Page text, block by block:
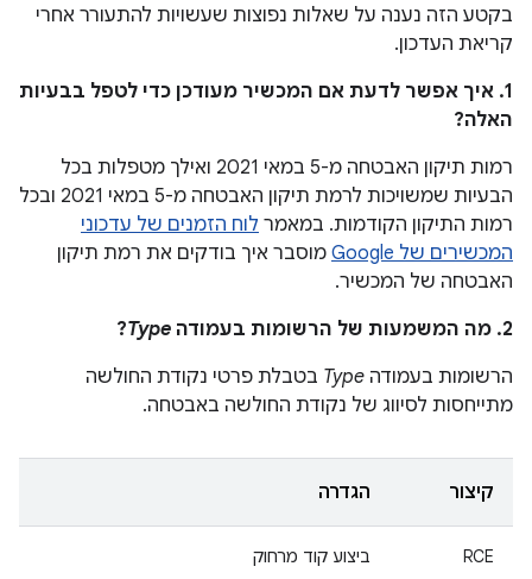
בקטע הזה נענה על שאלות נפוצות שעשויות להתעורר אחרי
קריאת העדכון.
1. איך אפשר לדעת אם המכשיר מעודכן כדי לטפל בבעיות
האלה?
רמות תיקון האבטחה מ-5 במאי 2021 ואילך מטפלות בכל
הבעיות שמשויכות לרמת תיקון האבטחה מ-5 במאי 2021 ובכל
רמות התיקון הקודמות. במאמר לוח הזמנים של עדכוני
המכשירים של Google
מוסבר איך בודקים את רמת תיקון
האבטחה של המכשיר.
2. מה המשמעות של הרשומות בעמודה
Type
?
הרשומות בעמודה Type בטבלת פרטי נקודת החולשה
מתייחסות לסיווג של נקודת החולשה באבטחה.
קיצור הגדרה
RCE ביצוע קוד מרחוק